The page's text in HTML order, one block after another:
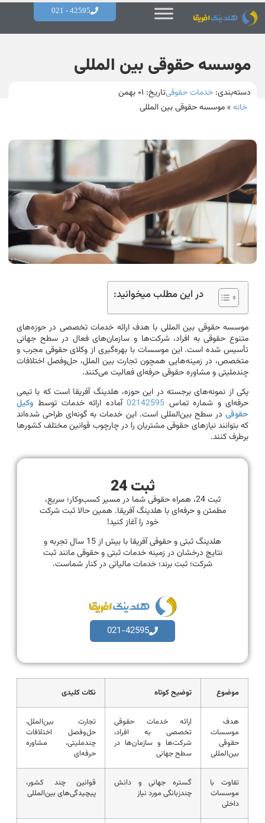
42595 - 021
موسسه حقوقی بین المللی
دسته‌بندی: خدمات حقوقیتاریخ:
خانه»موسسه حقوقی بین المللی
در این مطلب میخوانید:
موسسه حقوقی بین المللی با هدف ارائه خدمات تخصصی در حوزه‌های
متنوع حقوقی به افراد، شرکت‌ها و سازمان‌های فعال در سطح جهانی
تأسیس شده است. این موسسات با بهره‌گیری از وکلای حقوقی مجرب و
متخصص، در زمینه‌هایی همچون تجارت بین الملل، حل‌وفصل اختلافات
چندملیتی و مشاوره حقوقی حرفه‌ای فعالیت می‌کنند.
یکی از نمونه‌های برجسته در این حوزه، هلدینگ آفریقا است که با تیمی
حرفه‌ای و شماره تماس 02142595آماده ارائه خدمات توسط وکیل
حقوقی در سطح بین‌المللی است. این خدمات به گونه‌ای طراحی شده‌اند
که بتوانند نیازهای حقوقی مشتریان را در چارچوب قوانین مختلف کشورها
برطرف کنند.
ثبت 24
ثبت 24، همراه حقوقی شما در مسیر کسب‌وکار؛ سریع،
مطمئن و حرفه‌ای با هلدینگ آفریقا. همین حالا ثبت شرکت
خود را آغاز کنید!
هلدینگ ثبتی و حقوقی آفریقا با بیش از 15 سال تجربه و
نتایج درخشان در زمینه خدمات ثبتی و حقوقی مانند ثبت
شرکت؛ ثبت برند؛ خدمات مالیاتی در کنار شماست.
021-42595
موضوع توضیح کوتاه نکات کلیدی
هدف
موسسات
حقوقی
بین‌المللی
ارائه خدمات حقوقی
تخصصی به افراد،
شرکت‌ها و سازمان‌ها در
سطح جهانی
تجارت بین‌الملل،
حل‌وفصل اختلافات
چندملیتی، مشاوره
حرفه‌ای
تفاوت با
موسسات
داخلی
گستره جهانی و دانش
چندزبانگی مورد نیاز
قوانین چند کشور،
پیچیدگی‌های بین‌المللی